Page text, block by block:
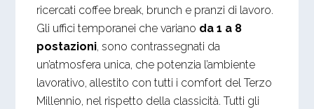
ricercati coffee break, brunch e pranzi di lavoro.
Gli uffici temporanei che variano da 1 a 8
postazioni, sono contrassegnati da
un’atmosfera unica, che potenzia l’ambiente
lavorativo, allestito con tutti i comfort del Terzo
Millennio, nel rispetto della classicità. Tutti gli